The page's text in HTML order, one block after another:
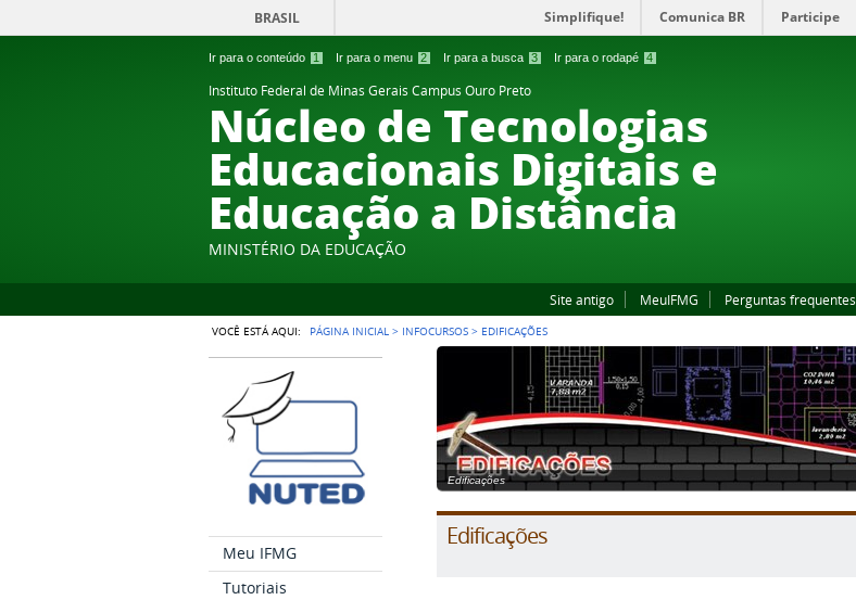
Ir para o conteúdo 1 Ir para o menu 2 Ir para a busca 3 Ir para o rodapé 4
BRASIL Simplifique! Comunica BR Participe
Instituto Federal de Minas Gerais Campus Ouro Preto
Núcleo de Tecnologias
Educacionais Digitais e
Educação a Distância
MINISTÉRIO DA EDUCAÇÃO
Site antigo MeuIFMG Perguntas frequentes
VOCÊ ESTÁ AQUI: PÁGINA INICIAL > INFOCURSOS > EDIFICAÇÕES
Meu IFMG
Tutoriais
Edificações
Edificações